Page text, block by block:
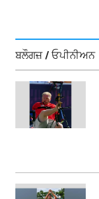
ਬਲੌਗਜ਼ / ਓਪੀਨੀਅਨ